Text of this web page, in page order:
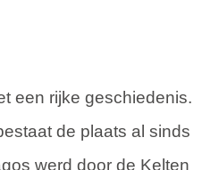
een rijke geschiedenis.
de plaats al sinds
werd door de Kelten